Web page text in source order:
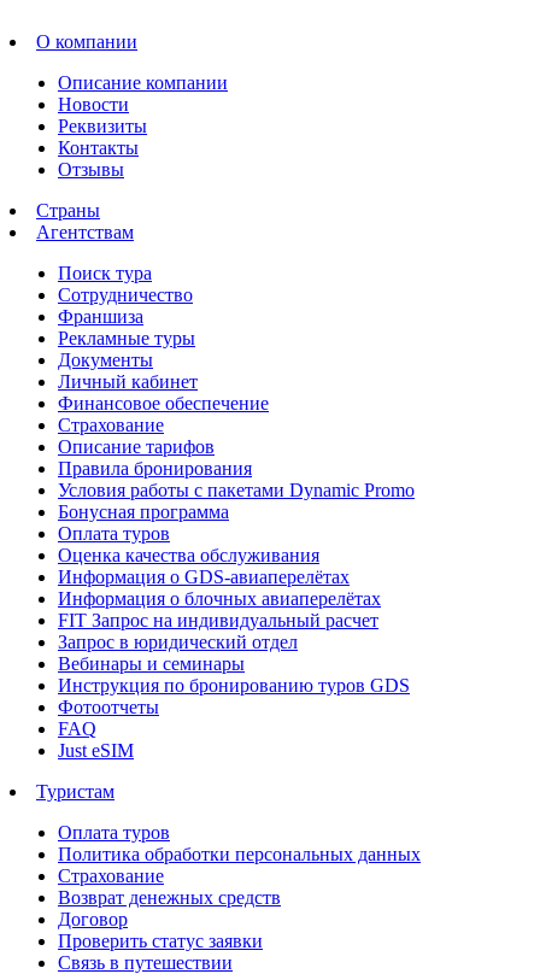
О компании
Описание компании
Новости
Реквизиты
Контакты
Отзывы
Страны
Агентствам
Поиск тура
Сотрудничество
Франшиза
Рекламные туры
Документы
Личный кабинет
Финансовое обеспечение
Страхование
Описание тарифов
Правила бронирования
Условия работы с пакетами Dynamic Promo
Бонусная программа
Оплата туров
Оценка качества обслуживания
Информация о GDS-авиаперелётах
Информация о блочных авиаперелётах
FIT Запрос на индивидуальный расчет
Запрос в юридический отдел
Вебинары и семинары
Инструкция по бронированию туров GDS
Фотоотчеты
FAQ
Just eSIM
Туристам
Оплата туров
Политика обработки персональных данных
Страхование
Возврат денежных средств
Договор
Проверить статус заявки
Связь в путешествии